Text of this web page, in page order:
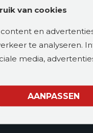
Offerte
van cookies
en
te analyseren.
media,
AANPASSEN